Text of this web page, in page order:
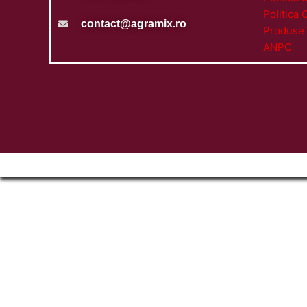
contact@agramix.ro
Politica
ANPC